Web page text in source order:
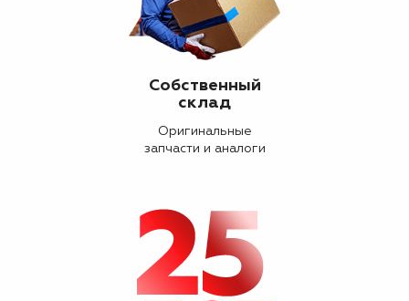
Собственный
склад
Оригинальные
запчасти и аналоги